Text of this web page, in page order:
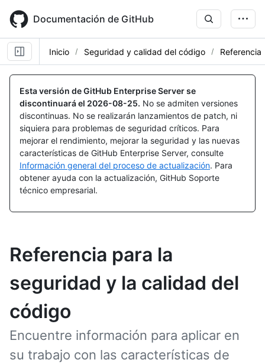
main
content
Documentación de GitHub
Inicio Seguridad y calidad del código Referencia
Esta versión de GitHub Enterprise Server se
discontinuará el 2026-08-25. No se admiten versiones
discontinuas. No se realizarán lanzamientos de patch, ni
siquiera para problemas de seguridad críticos. Para
mejorar el rendimiento, mejorar la seguridad y las nuevas
características de GitHub Enterprise Server, consulte
Información general del proceso de actualización. Para
obtener ayuda con la actualización, GitHub Soporte
técnico empresarial.
Referencia para la
seguridad y la calidad del
código
Encuentre información para aplicar en
su trabajo con las características de